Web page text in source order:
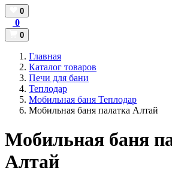
0
0
0
Главная
Каталог товаров
Печи для бани
Теплодар
Мобильная баня Теплодар
Мобильная баня палатка Алтай
Мобильная баня
Алтай